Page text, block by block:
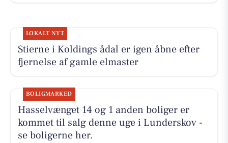
LOKALT NYT
Stierne i Koldings ådal er igen åbne efter
fjernelse af gamle elmaster
BOLIGMARKED
Hasselvænget 14 og 1 anden boliger er
kommet til salg denne uge i Lunderskov -
se boligerne her.